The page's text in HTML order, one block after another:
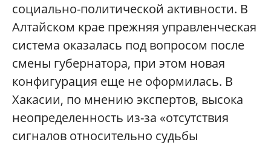
социально-политической активности. В
Алтайском крае прежняя управленческая
система оказалась под вопросом после
смены губернатора, при этом новая
конфигурация еще не оформилась. В
Хакасии, по мнению экспертов, высока
неопределенность из-за «отсутствия
сигналов относительно судьбы